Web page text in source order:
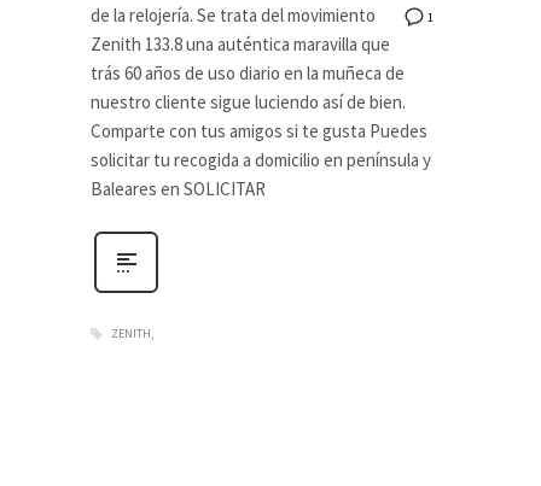
1
de la relojería. Se trata del movimiento
Zenith 133.8 una auténtica maravilla que
trás 60 años de uso diario en la muñeca de
nuestro cliente sigue luciendo así de bien.
Comparte con tus amigos si te gusta Puedes
solicitar tu recogida a domicilio en península y
Baleares en SOLICITAR
ZENITH